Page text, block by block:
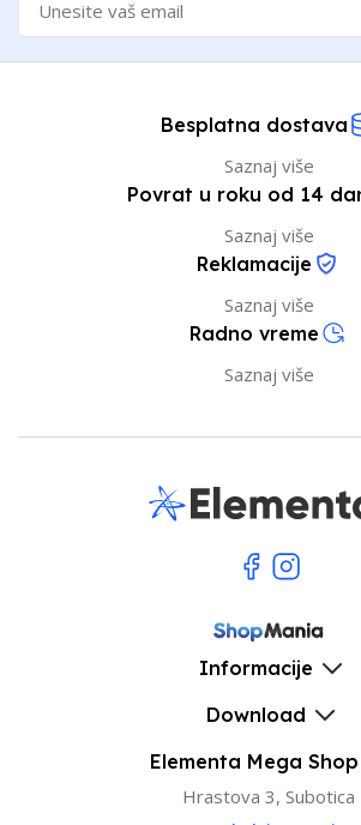
Besplatna dostava
Saznaj više
Povrat u roku od 14
Saznaj više
Reklamacije
Saznaj više
Radno vreme
Saznaj više
Informacije
Download
Elementa Mega Shop
Hrastova 3, Subotica